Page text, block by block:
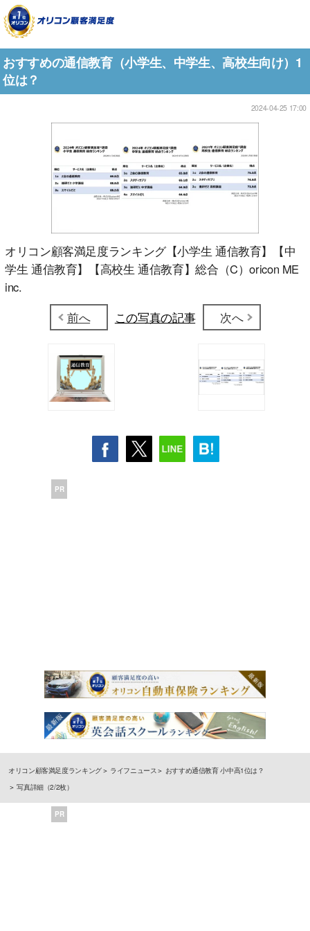
おすすめの通信教育（小学生、中学生、高校生向け）1
位は？
2024-04-25 17:00
オリコン顧客満足度ランキング【小学生 通信教育】【中
学生 通信教育】【高校生 通信教育】総合（C）oricon ME
inc.
前へ
この写真の記事 次へ
PR
オリコン顧客満足度ランキング ライフニュース
おすすめ通信教育 小中高1位は？
写真詳細（2/2枚）
PR